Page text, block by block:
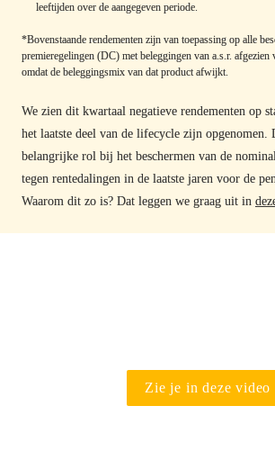
leeftijden over de aangegeven periode.
*Bovenstaande rendementen zijn van toepassing op alle
premieregelingen (DC) met beleggingen van a.s.r. afgezien
omdat de beleggingsmix van dat product afwijkt.
We zien dit kwartaal negatieve rendementen op
het laatste deel van de lifecycle zijn opgenomen.
belangrijke rol bij het beschermen van de
tegen rentedalingen in de laatste jaren voor de
Waarom dit zo is? Dat leggen we graag uit in
Zie je in deze video